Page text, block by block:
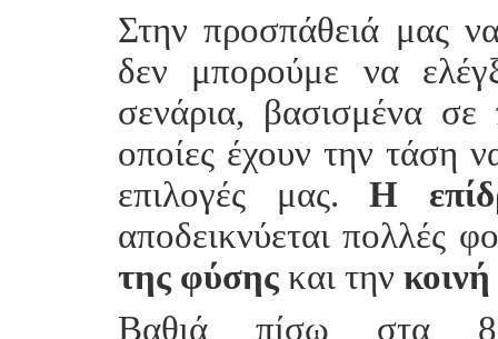
Στην προσπάθειά μας
δεν μπορούμε να
σενάρια, βασισμένα σε
οποίες έχουν την τάση
επιλογές μας. Η
αποδεικνύεται πολλές
της φύσης και την
Βαθιά πίσω στα